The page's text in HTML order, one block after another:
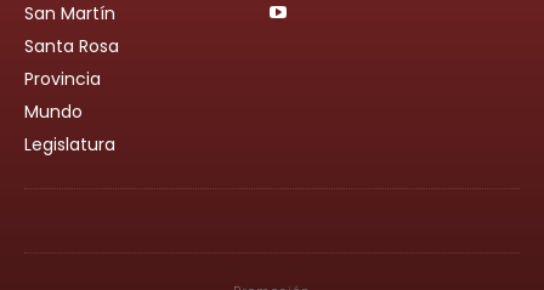
San Martín
Santa Rosa
Provincia
Mundo
Legislatura